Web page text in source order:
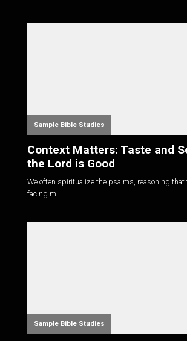
Sample Bible Studies
Context Matters: Taste and
the Lord is Good
We often spiritualize the psalms, reasoning
facing mi...
Sample Bible Studies